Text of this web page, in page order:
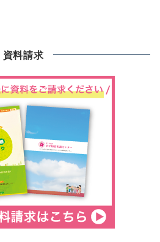
資料請求